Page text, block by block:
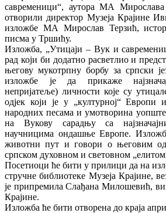
савременици“, аутора МА Мирослава
отворили директор Музеја Крајине
изложбе МА Мирослав Терзић,
писма у Тршићу.
Изложба, „Утицаји – Вук и
рад који би додатно расветлио и
његову мукотрпну борбу за српски
изложбе је да прикаже
непријатеље) личности које су
одјек који је у „културној“ Европи
народних песама и умотворина
на Вукову сарадњу са
научницима ондашње Европе.
животни пут и говори о његовим
српском духовном и световном
Посетиоци ће бити у прилици да на
стручне библиотеке Музеја Крајине,
је припремила Слађана Милошевић,
Крајине.
Изложба ће бити отворена до краја